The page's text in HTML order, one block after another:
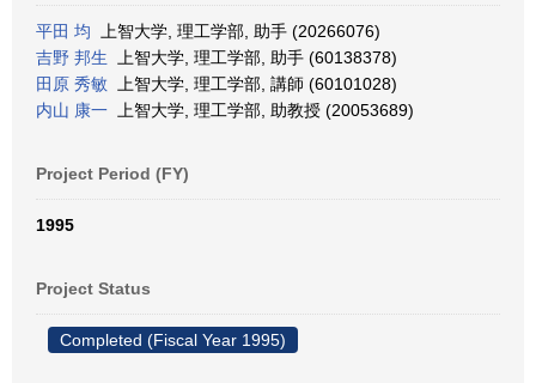
平田 均 上智大学, 理工学部, 助手 (20266076)
吉野 邦生 上智大学, 理工学部, 助手 (60138378)
田原 秀敏 上智大学, 理工学部, 講師 (60101028)
内山 康一 上智大学, 理工学部, 助教授 (20053689)
Project Period (FY)
1995
Project Status
Completed (Fiscal Year 1995)